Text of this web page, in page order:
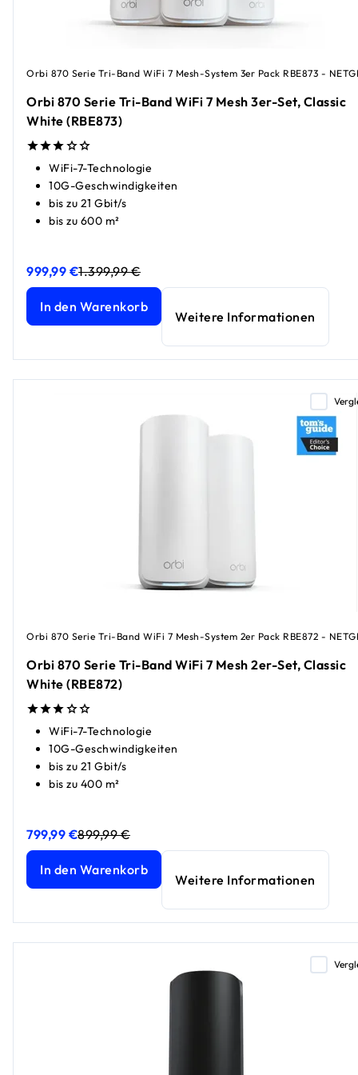
Orbi 870 Serie Tri-Band WiFi 7 Mesh-System 3er Pack RBE873 -
Orbi 870 Serie Tri-Band WiFi 7 Mesh 3er-Set, Classic
White (RBE873)
WiFi-7-Technologie
10G-Geschwindigkeiten
bis zu 21 Gbit/s
bis zu 600 m²
999,99 €
Orbi 870 Serie Tri-Band WiFi 7 Mesh 3er-Set, Classic
1.399,99 €
Orbi 870 Serie Tri-Band WiFi 7 Mesh 3er-Set, Classic
In den Warenkorb
Weitere Informationen
Orbi 870 Serie Tri-Band WiFi 7 Mesh-System 2er Pack RBE872 -
Orbi 870 Serie Tri-Band WiFi 7 Mesh 2er-Set, Classic
White (RBE872)
WiFi-7-Technologie
10G-Geschwindigkeiten
bis zu 21 Gbit/s
bis zu 400 m²
799,99 €
Orbi 870 Serie Tri-Band WiFi 7 Mesh 2er-Set, Classic
899,99 €
Orbi 870 Serie Tri-Band WiFi 7 Mesh 2er-Set, Classic
In den Warenkorb
Weitere Informationen